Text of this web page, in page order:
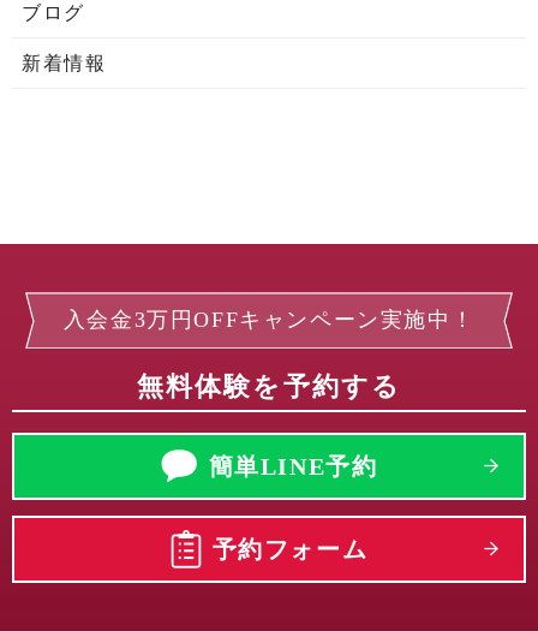
ブログ
新着情報
入会金3万円OFFキャンペーン実施中！
無料体験を予約する
簡単LINE予約
予約フォーム